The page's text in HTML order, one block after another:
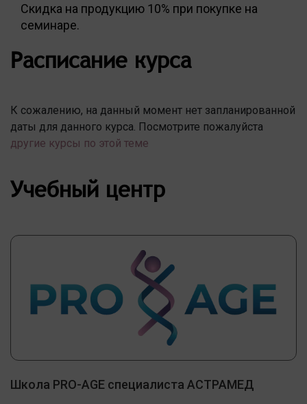
Скидка на продукцию 10% при покупке на
семинаре.
Расписание курса
К сожалению, на данный момент нет запланированной
даты для данного курса. Посмотрите пожалуйста
другие курсы по этой теме
Учебный центр
Школа PRO-AGE специалиста АСТРАМЕД